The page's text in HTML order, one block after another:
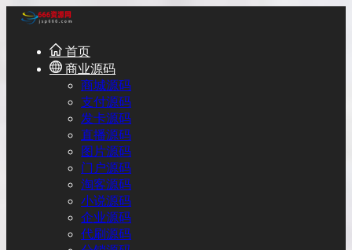
首页
商业源码
商城源码
支付源码
发卡源码
直播源码
图片源码
门户源码
淘客源码
小说源码
企业源码
代刷源码